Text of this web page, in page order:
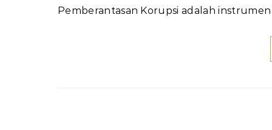
Pemberantasan Korupsi adalah